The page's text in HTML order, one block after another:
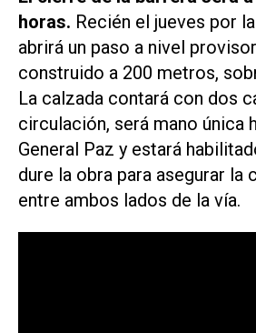
horas. Recién el jueves por
abrirá un paso a nivel
construido a 200 metros,
La calzada contará con dos
circulación, será mano única
General Paz y estará
dure la obra para asegurar la
entre ambos lados de la vía.